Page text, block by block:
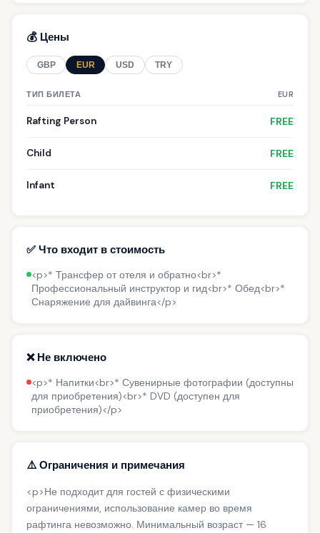
💰 Цены
GBP EUR USD TRY
ТИП БИЛЕТА EUR
Rafting Person FREE
Child FREE
Infant FREE
✅ Что входит в стоимость
<p>* Трансфер от отеля и обратно<br>*
Профессиональный инструктор и гид<br>* Обед<br>*
Снаряжение для дайвинга</p>
❌ Не включено
<p>* Напитки<br>* Сувенирные фотографии (доступны
для приобретения)<br>* DVD (доступен для
приобретения)</p>
⚠️ Ограничения и примечания
<p>Не подходит для гостей с физическими
ограничениями, использование камер во время
рафтинга невозможно. Минимальный возраст — 16